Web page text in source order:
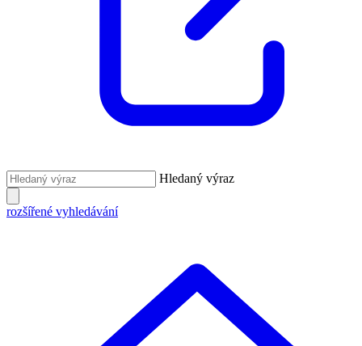
Hledaný výraz
rozšířené vyhledávání